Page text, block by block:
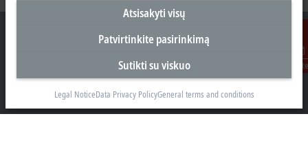
Susisiekite
Biuras Kaune
Beckhoff Automation OÜ
Karaliaus Mindaugo ave. 38
Atsisakyti visų
Patvirtinkite pasirinkimą
Sutikti su viskuo
Legal NoticeData Privacy PolicyGeneral terms and conditions